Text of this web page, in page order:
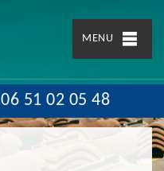
MENU
06 51 02 05 48